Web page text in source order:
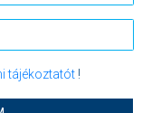
tájékoztatót!